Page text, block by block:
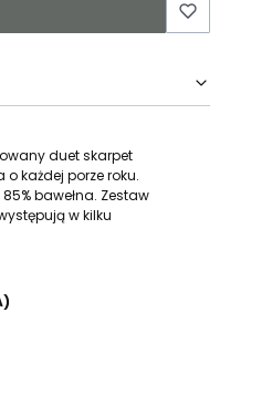
duet skarpet
każdej porze roku.
bawełna. Zestaw
w kilku